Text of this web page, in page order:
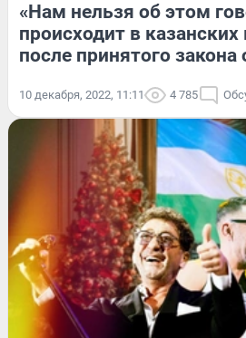
«Нам нельзя об этом
происходит в
после принятого
10 декабря, 2022, 11:11 4 785